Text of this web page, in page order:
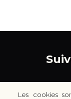
Les cookies